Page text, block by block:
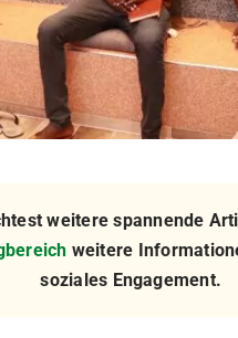
weitere spannende
weitere
soziales Engagement.